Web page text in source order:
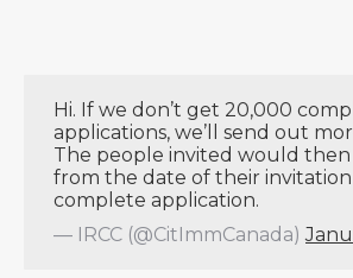
Hi. If we don’t get 20,000
applications, we’ll send out
The people invited would then
from the date of their
complete application.
— IRCC (@CitImmCanada)